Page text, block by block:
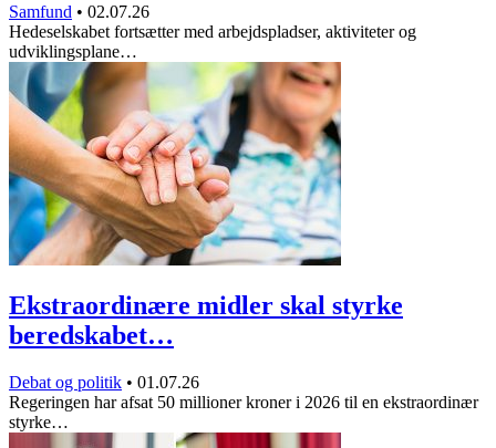
Samfund • 02.07.26
Hedeselskabet fortsætter med arbejdspladser, aktiviteter og
udviklingsplane…
Ekstraordinære midler skal styrke
beredskabet…
Debat og politik • 01.07.26
Regeringen har afsat 50 millioner kroner i 2026 til en ekstraordinær
styrke…